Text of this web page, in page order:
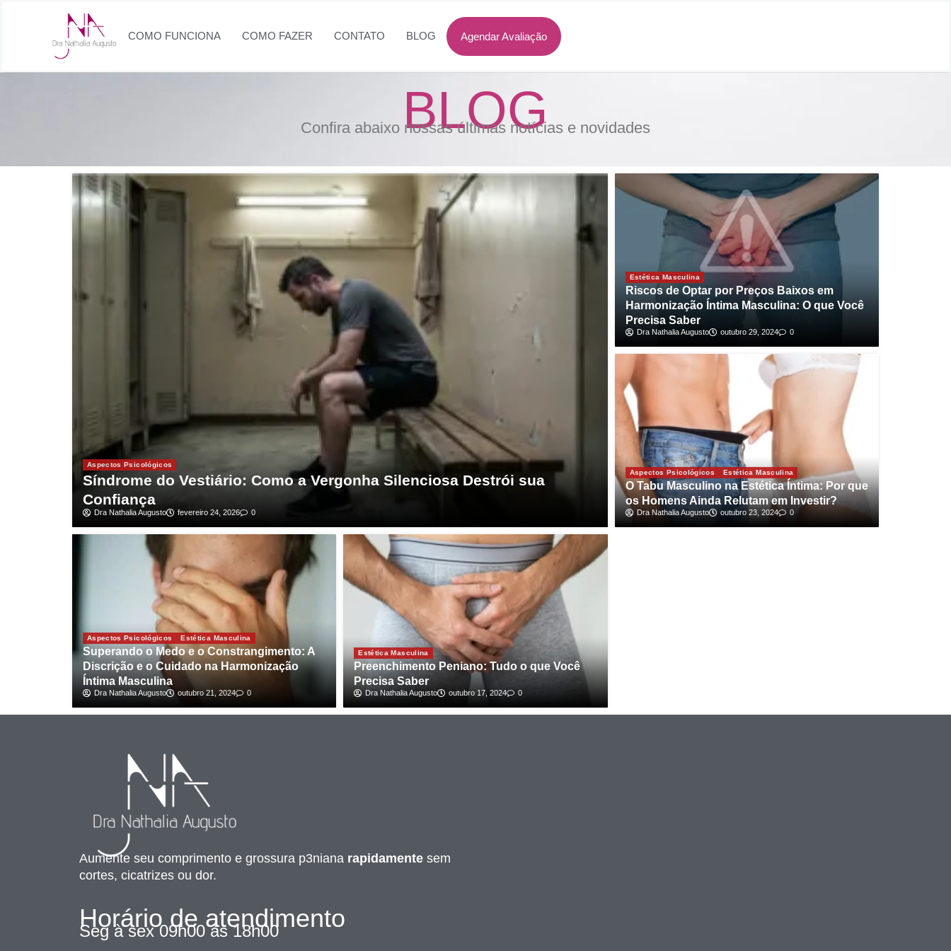
COMO FUNCIONA COMO FAZER CONTATO BLOG Agendar Avaliação
BLOG
Confira abaixo nossas últimas notícias e novidades
Aspectos Psicológicos
Síndrome do Vestiário: Como a Vergonha Silenciosa Destrói sua
Confiança
Dra Nathalia Augusto fevereiro 24, 2026 0
Estética Masculina
Riscos de Optar por Preços Baixos em
Harmonização Íntima Masculina: O que Você
Precisa Saber
Dra Nathalia Augusto outubro 29, 2024 0
Aspectos Psicológicos Estética Masculina
O Tabu Masculino na Estética Íntima: Por que
os Homens Ainda Relutam em Investir?
Dra Nathalia Augusto outubro 23, 2024 0
Aspectos Psicológicos Estética Masculina
Superando o Medo e o Constrangimento: A
Discrição e o Cuidado na Harmonização
Íntima Masculina
Dra Nathalia Augusto outubro 21, 2024 0
Estética Masculina
Preenchimento Peniano: Tudo o que Você
Precisa Saber
Dra Nathalia Augusto outubro 17, 2024 0
Aumente seu comprimento e grossura p3niana rapidamente sem
cortes, cicatrizes ou dor.
Horário de atendimento
Seg à sex 09h00 às 18h00